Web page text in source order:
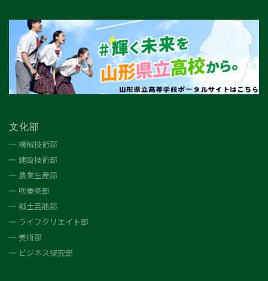
文化部
機械技術部
建設技術部
農業生産部
吹奏楽部
郷土芸能部
ライフクリエイト部
美術部
ビジネス探究部